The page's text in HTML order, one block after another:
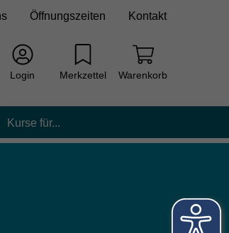
Öffnungszeiten Kontakt
Login Merkzettel Warenkorb
Kurse für...